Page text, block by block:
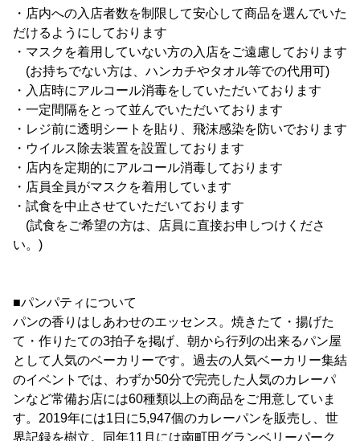
・店内への入店者数を制限して安心して商品を選んでいた
だけるようにしております
・マスクを着用していない方の入店をご遠慮しております
(お持ちでない方は、ハンカチやタオル等での代用可)
・入店時にアルコール消毒をしていただいております
・一定間隔をとって並んでいただいております
・レジ前に透明シートを貼り、飛沫感染を防いでおります
・ウイルス除去装置を設置しております
・店内を定期的にアルコール消毒しております
・店員全員がマスクを着用しています
・試食を中止させていただいております
(試食をご希望の方は、店員に直接お申しつけくださ
い。)
■パンパティについて
パンの香りはしあわせのエッセンス。焼きたて・揚げた
て・作りたての3拍子を掲げ、朝から行列の出来るパン屋
として人気のベーカリーです。過去の人気ベーカリー集結
のイベントでは、わずか50分で完売した人気のカレーパ
ンなど常備お店には60種類以上の商品をご用意していま
す。2019年には1日に5,947個のカレーパンを販売し、世
界記録を樹立。同年11月には南町田グランベリーパーク